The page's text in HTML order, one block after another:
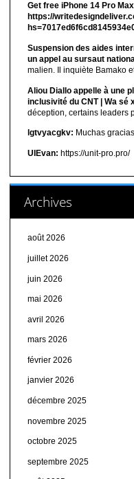
Get free iPhone 14 Pro
https://
Suspension des aides
un appel au sursaut
malien. Il inquiète Bamako
Aliou Diallo appelle à une
inclusivité du CNT | Wa sé
déception, certains leaders
lgtvyacgkv: Muchas
UIEvan: https://unit-pro.pro/
Archives
août 2026
juillet 2026
juin 2026
mai 2026
avril 2026
mars 2026
février 2026
janvier 2026
décembre 2025
novembre 2025
octobre 2025
septembre 2025